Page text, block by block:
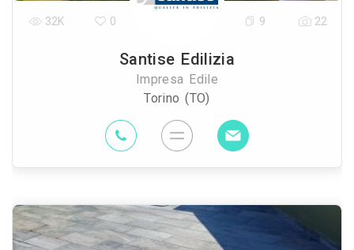
Santise Edilizia
Impresa Edile
Torino (TO)
32K 0 9 22